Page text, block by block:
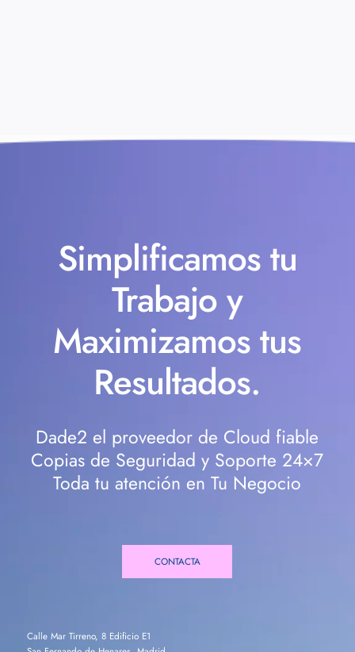
Simplificamos tu
Trabajo y
Maximizamos tus
Resultados.
Dade2 el proveedor de Cloud fiable
Copias de Seguridad y Soporte 24×7
Toda tu atención en Tu Negocio
CONTACTA
Calle Mar Tirreno, 8 Edificio E1